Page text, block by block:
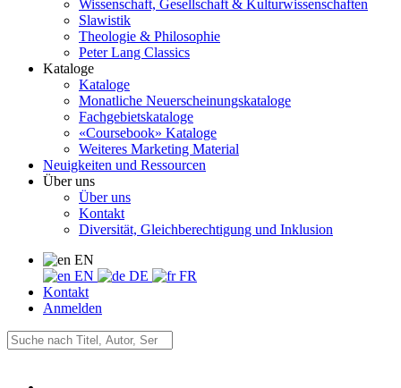
Wissenschaft, Gesellschaft & Kulturwissenschaften
Slawistik
Theologie & Philosophie
Peter Lang Classics
Kataloge
Kataloge
Monatliche Neuerscheinungskataloge
Fachgebietskataloge
«Coursebook» Kataloge
Weiteres Marketing Material
Neuigkeiten und Ressourcen
Über uns
Über uns
Kontakt
Diversität, Gleichberechtigung und Inklusion
EN
EN
DE
FR
Kontakt
Anmelden